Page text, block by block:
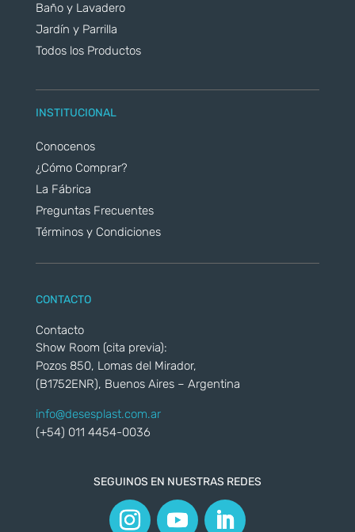
Baño y Lavadero
Jardín y Parrilla
Todos los Productos
INSTITUCIONAL
Conocenos
¿Cómo Comprar?
La Fábrica
Preguntas Frecuentes
Términos y Condiciones
CONTACTO
Contacto
Show Room (cita previa):
Pozos 850, Lomas del Mirador,
(B1752ENR), Buenos Aires – Argentina
info@desesplast.com.ar
(+54) 011 4454-0036
SEGUINOS EN NUESTRAS REDES